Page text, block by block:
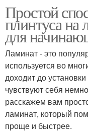
Простой
плинтуса на
для
Ламинат - это
используется во
доходит до
чувствуют себя
расскажем вам
ламинат, который
проще и быстрее.